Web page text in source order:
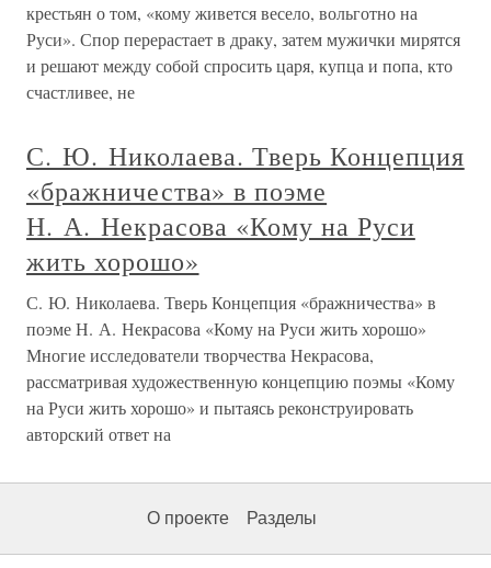
крестьян о том, «кому живется весело, вольготно на
Руси». Спор перерастает в драку, затем мужички мирятся
и решают между собой спросить царя, купца и попа, кто
счастливее, не
С. Ю. Николаева. Тверь Концепция
«бражничества» в поэме
Н. А. Некрасова «Кому на Руси
жить хорошо»
С. Ю. Николаева. Тверь Концепция «бражничества» в
поэме Н. А. Некрасова «Кому на Руси жить хорошо»
Многие исследователи творчества Некрасова,
рассматривая художественную концепцию поэмы «Кому
на Руси жить хорошо» и пытаясь реконструировать
авторский ответ на
О проекте Разделы